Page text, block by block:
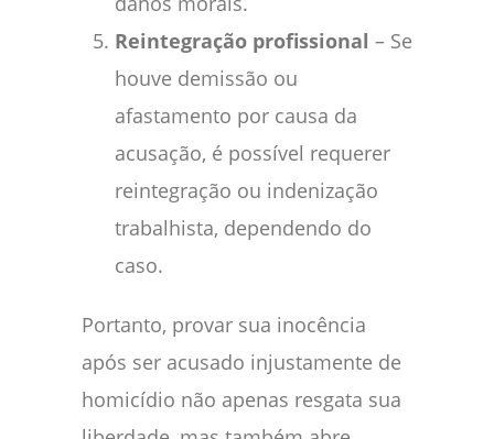
Reintegração profissional – Se
houve demissão ou
afastamento por causa da
acusação, é possível requerer
reintegração ou indenização
trabalhista, dependendo do
caso.
Portanto, provar sua inocência
após ser acusado injustamente de
homicídio não apenas resgata sua